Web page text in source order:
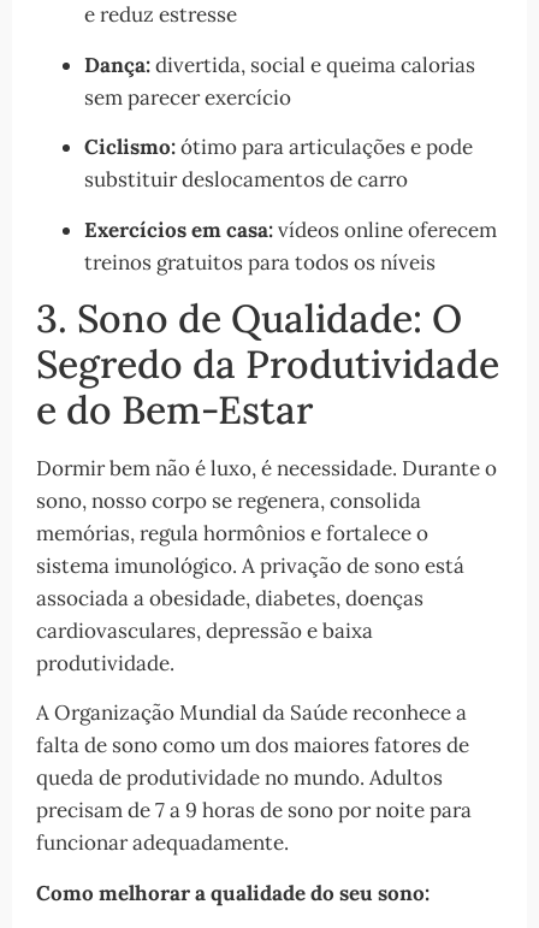
e reduz estresse
Dança:divertida, social e queima calorias
sem parecer exercício
Ciclismo:ótimo para articulações e pode
substituir deslocamentos de carro
Exercícios em casa:vídeos online oferecem
treinos gratuitos para todos os níveis
3. Sono de Qualidade: O
Segredo da Produtividade
e do Bem-Estar
Dormir bem não é luxo, é necessidade. Durante o
sono, nosso corpo se regenera, consolida
memórias, regula hormônios e fortalece o
sistema imunológico. A privação de sono está
associada a obesidade, diabetes, doenças
cardiovasculares, depressão e baixa
produtividade.
A Organização Mundial da Saúde reconhece a
falta de sono como um dos maiores fatores de
queda de produtividade no mundo. Adultos
precisam de 7 a 9 horas de sono por noite para
funcionar adequadamente.
Como melhorar a qualidade do seu sono: